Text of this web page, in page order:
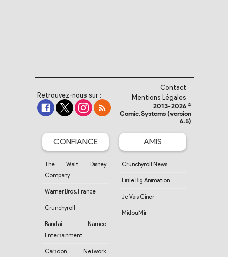
Retrouvez-nous sur :
Contact
Mentions Légales
2013-2026 ©
Comic.Systems (version
6.5)
CONFIANCE
The Walt Disney
Company
Warner Bros. France
Crunchyroll
Bandai Namco
Entertainment
Cartoon Network
AMIS
Crunchyroll News
Little Big Animation
Je Vais Ciner
MidouMir